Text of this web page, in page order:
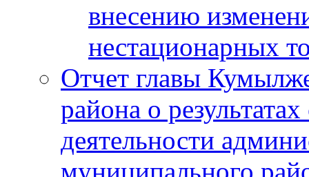
внесению
нестационарных
Отчет главы
района о
деятельности